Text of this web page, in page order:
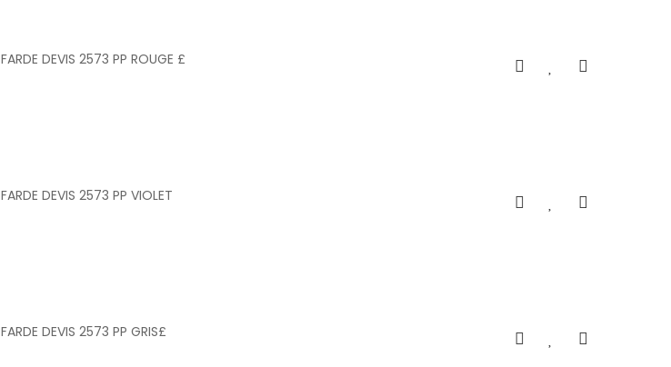
FARDE DEVIS 2573 PP ROUGE £
FARDE DEVIS 2573 PP VIOLET
FARDE DEVIS 2573 PP GRIS£